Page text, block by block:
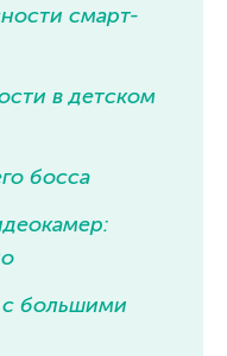
смарт-
в детском
босса
с большими